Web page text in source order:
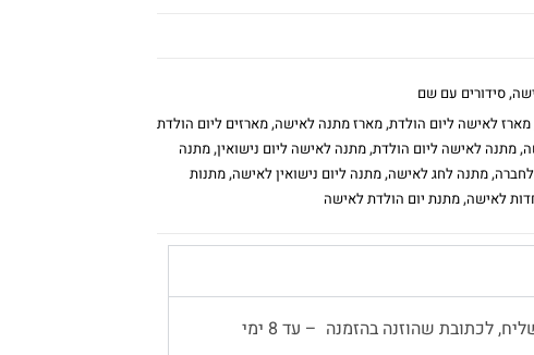
,סידורים עם שם
מארז לאישה ליום הולדת,מארז מתנה לאישה,מארזים ליום הולדת
,מתנה לאישה ליום הולדת,מתנה לאישה ליום נישואין,מתנה
,מתנה לחג לאישה,מתנה ליום נישואין לאישה,מתנות
לאישה,מתנת יום הולדת לאישה
משלוח עד הבית יתבצע באמצעות שליח, לכתובת שהוזנה בהזמנה – עד 8 ימי